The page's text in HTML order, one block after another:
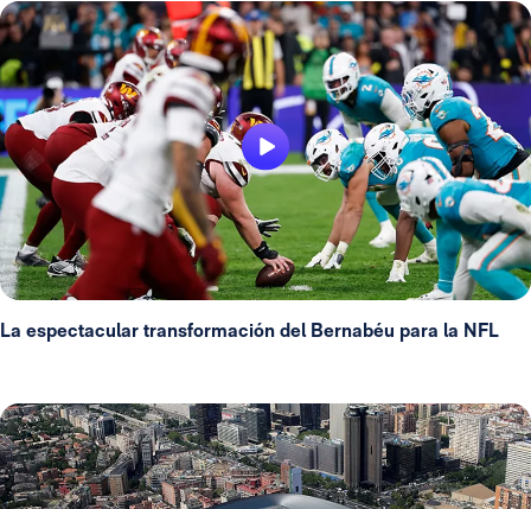
La espectacular transformación del Bernabéu para la NFL